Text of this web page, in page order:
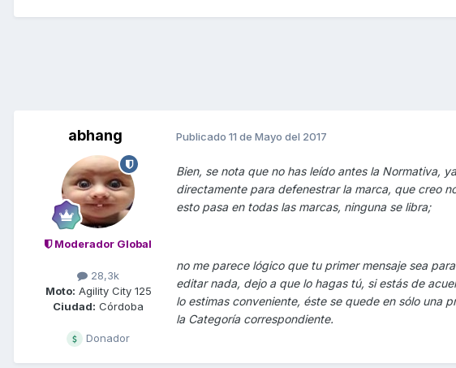
abhang
Moderador Global
28,3k
Moto: Agility City 125
Ciudad: Córdoba
Donador
Publicado 11 de Mayo del 2017
Bien, se nota que no has leído antes la Normativa,
directamente para defenestrar la marca, que creo
esto pasa en todas las marcas, ninguna se libra;
no me parece lógico que tu primer mensaje sea
editar nada, dejo a que lo hagas tú, si estás de
lo estimas conveniente, éste se quede en sólo una
la Categoría correspondiente.